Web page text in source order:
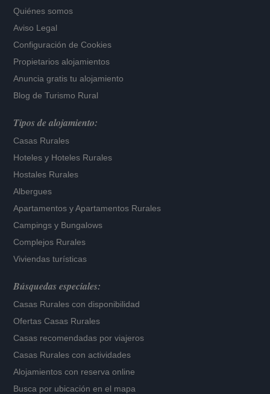
Quiénes somos
Aviso Legal
Configuración de Cookies
Propietarios alojamientos
Anuncia gratis tu alojamiento
Blog de Turismo Rural
Tipos de alojamiento:
Casas Rurales
Hoteles y Hoteles Rurales
Hostales Rurales
Albergues
Apartamentos yApartamentos Rurales
Campings y Bungalows
Complejos Rurales
Viviendas turísticas
Búsquedas especiales:
Casas Rurales con disponibilidad
Ofertas Casas Rurales
Casas recomendadas por viajeros
Casas Rurales con actividades
Alojamientos con reserva online
Busca por ubicación en el mapa